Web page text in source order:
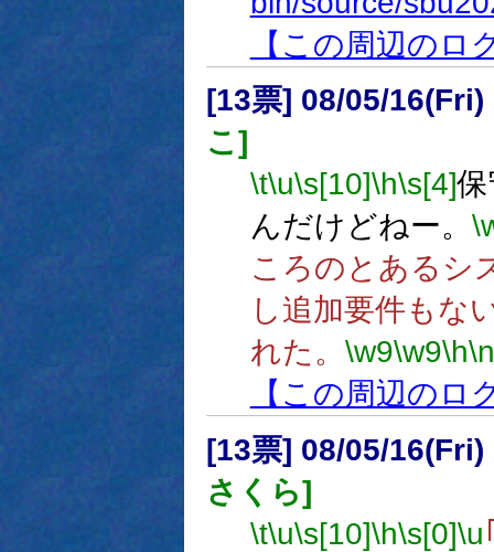
【この周辺のロ
[13票] 08/05/
こ]
\t\u\s[10]\h\s[4]
んだけどねー。
ころのとあるシ
し追加要件もな
れた。 \w9\w9\h\n
【この周辺のロ
[13票] 08/05/
さくら]
\t\u\s[10]\h\s[0]\u